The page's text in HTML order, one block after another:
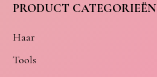
PRODUCT CATEGORIEËN
Haar
Tools